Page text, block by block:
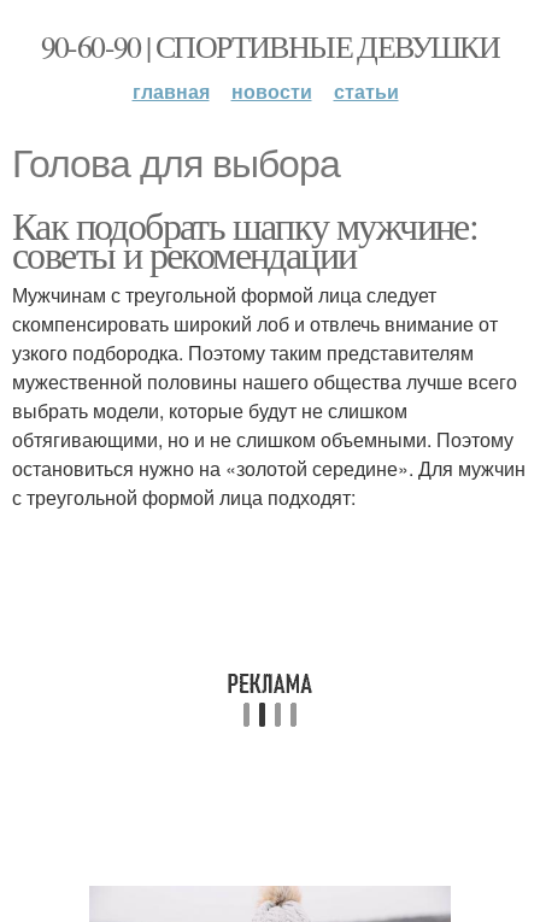
90-60-90 | СПОРТИВНЫЕ ДЕВУШКИ
главная новости статьи
Голова для выбора
Как подобрать шапку мужчине:
советы и рекомендации
Мужчинам с треугольной формой лица следует
скомпенсировать широкий лоб и отвлечь внимание от
узкого подбородка. Поэтому таким представителям
мужественной половины нашего общества лучше всего
выбрать модели, которые будут не слишком
обтягивающими, но и не слишком объемными. Поэтому
остановиться нужно на «золотой середине». Для мужчин
с треугольной формой лица подходят: